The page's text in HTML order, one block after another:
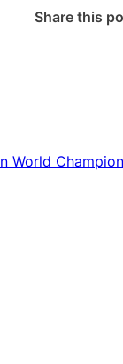
Share this
World